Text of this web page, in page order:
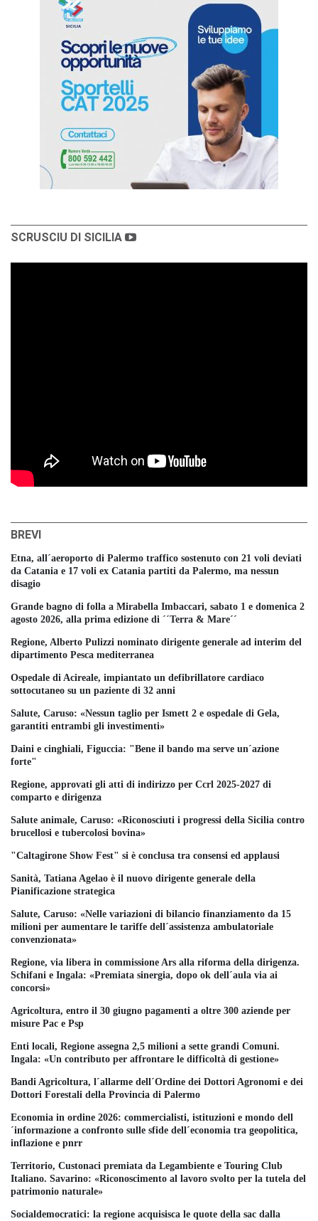
SCRUSCIU DI SICILIA
BREVI
Etna, all´aeroporto di Palermo traffico sostenuto con 21 voli deviati
da Catania e 17 voli ex Catania partiti da Palermo, ma nessun
disagio
Grande bagno di folla a Mirabella Imbaccari, sabato 1 e domenica 2
agosto 2026, alla prima edizione di ´´Terra & Mare´´
Regione, Alberto Pulizzi nominato dirigente generale ad interim del
dipartimento Pesca mediterranea
Ospedale di Acireale, impiantato un defibrillatore cardiaco
sottocutaneo su un paziente di 32 anni
Salute, Caruso: «Nessun taglio per Ismett 2 e ospedale di Gela,
garantiti entrambi gli investimenti»
Daini e cinghiali, Figuccia: "Bene il bando ma serve un´azione
forte"
Regione, approvati gli atti di indirizzo per Ccrl 2025-2027 di
comparto e dirigenza
Salute animale, Caruso: «Riconosciuti i progressi della Sicilia contro
brucellosi e tubercolosi bovina»
"Caltagirone Show Fest" si è conclusa tra consensi ed applausi
Sanità, Tatiana Agelao è il nuovo dirigente generale della
Pianificazione strategica
Salute, Caruso: «Nelle variazioni di bilancio finanziamento da 15
milioni per aumentare le tariffe dell´assistenza ambulatoriale
convenzionata»
Regione, via libera in commissione Ars alla riforma della dirigenza.
Schifani e Ingala: «Premiata sinergia, dopo ok dell´aula via ai
concorsi»
Agricoltura, entro il 30 giugno pagamenti a oltre 300 aziende per
misure Pac e Psp
Enti locali, Regione assegna 2,5 milioni a sette grandi Comuni.
Ingala: «Un contributo per affrontare le difficoltà di gestione»
Bandi Agricoltura, l´allarme dell´Ordine dei Dottori Agronomi e dei
Dottori Forestali della Provincia di Palermo
Economia in ordine 2026: commercialisti, istituzioni e mondo dell
´informazione a confronto sulle sfide dell´economia tra geopolitica,
inflazione e pnrr
Territorio, Custonaci premiata da Legambiente e Touring Club
Italiano. Savarino: «Riconoscimento al lavoro svolto per la tutela del
patrimonio naturale»
Socialdemocratici: la regione acquisisca le quote della sac dalla